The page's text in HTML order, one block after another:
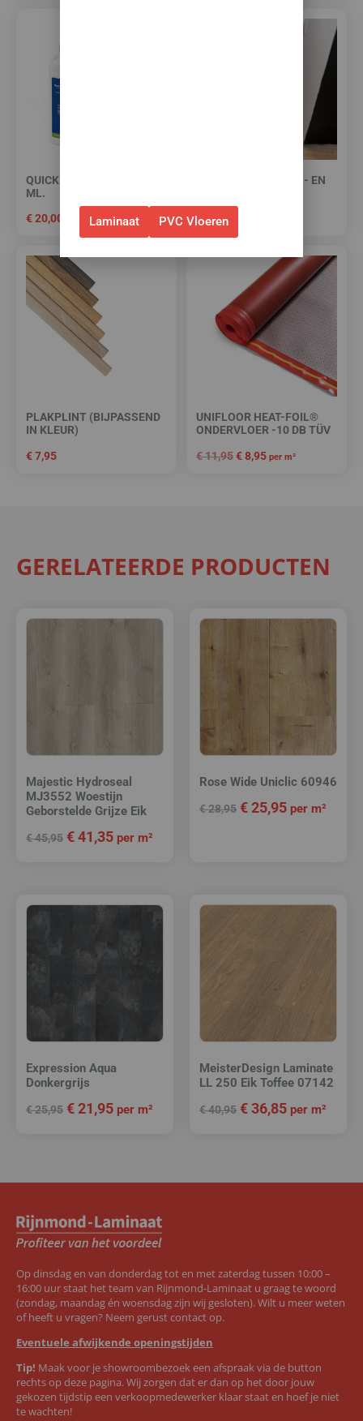
QUICK STEP CLEAN 1000
ML.
€20,00
HIGH TACK PLINTEN- EN
€15,00
PLAKPLINT (BIJPASSEND
IN KLEUR)
€7,95
UNIFLOOR HEAT-FOIL®
ONDERVLOER -10 DB TÜV
€11,95€8,95 per m²
GERELATEERDE PRODUCTEN
Majestic Hydroseal
MJ3552 Woestijn
Geborstelde Grijze Eik
€45,95 €41,35 per m²
Rose Wide Uniclic 60946
€28,95 €25,95 per m²
Expression Aqua
Donkergrijs
€25,95 €21,95 per m²
MeisterDesign Laminate
LL 250 Eik Toffee 07142
€40,95 €36,85 per m²
Op dinsdag en van donderdag tot en met zaterdag tussen 10:00 –
16:00 uur staat het team van Rijnmond-Laminaat u graag te woord
(zondag, maandag én woensdag zijn wij gesloten). Wilt u meer weten
of heeft u vragen? Neem gerust contact op.
Eventuele afwijkende openingstijden
Tip! Maak voor je showroombezoek een afspraak via de button
rechts op deze pagina. Wij zorgen dat er dan op het door jouw
gekozen tijdstip een verkoopmedewerker klaar staat en hoef je niet
te wachten!
Laminaat PVC Vloeren